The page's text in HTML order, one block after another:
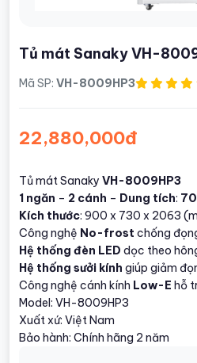
Tủ mát Sanaky VH-
Mã SP: VH-8009HP3
22,880,000đ
Tủ mát Sanaky VH-8009HP3
1 ngăn – 2 cánh – Dung tích:
Kích thước: 900 x 730 x 2063
Công nghệ No-frost chống
Hệ thống đèn LED dọc theo
Hệ thống sưởi kính giúp giảm
Công nghệ cánh kính Low-E hỗ
Model: VH-8009HP3
Xuất xứ: Việt Nam
Bảo hành: Chính hãng 2 năm